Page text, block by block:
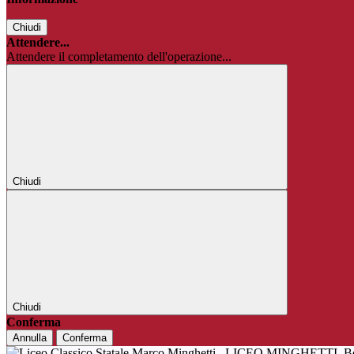
Chiudi
Attendere...
Attendere il completamento dell'operazione...
Chiudi
Chiudi
Conferma
Annulla Conferma